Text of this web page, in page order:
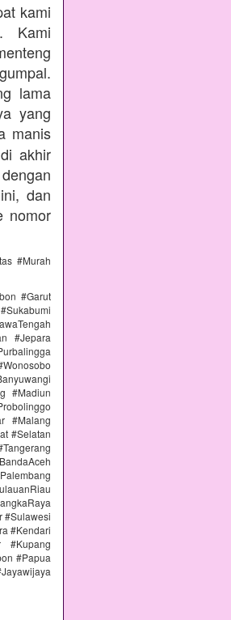
kami
Kami
lama
yang
manis
akhir
dan
nomor
#Murah
#Garut
#Jepara
#Madiun
#Malang
#Selatan
#Sulawesi
#Kendari
#Kupang
#Papua